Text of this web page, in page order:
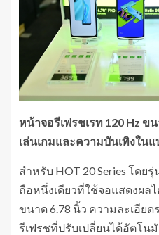
หน้าจอรีเฟรชเรท 120 Hz ข
เล่นเกมและความบันเทิงใน
สำหรับ HOT 20 Series โดย
ถือหนึ่งเดียวที่ใช้จอแสดงผล
ขนาด 6.78 นิ้ว ความละเอีย
รีเฟรชที่ปรับเปลี่ยนได้อัตโน